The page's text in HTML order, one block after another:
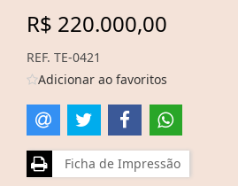
R$ 220.000,00
REF. TE-0421
Adicionar ao favoritos
Ficha de Impressão